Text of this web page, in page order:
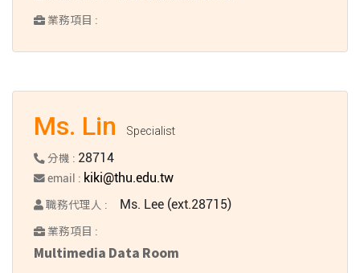
業務項目 :
Ms. Lin Specialist
分機 : 28714
email : kiki@thu.edu.tw
職務代理人 : Ms. Lee (ext.28715)
業務項目 :
Multimedia Data Room